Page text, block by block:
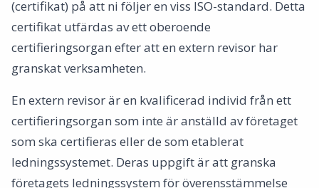
Mer än att uppfylla lagkrav
(certifikat) på att ni följer en viss ISO-standard. Detta
certifikat utfärdas av ett oberoende
certifieringsorgan efter att en extern revisor har
granskat verksamheten.
En extern revisor är en kvalificerad individ från ett
certifieringsorgan som inte är anställd av företaget
som ska certifieras eller de som etablerat
ledningssystemet. Deras uppgift är att granska
företagets ledningssystem för överensstämmelse